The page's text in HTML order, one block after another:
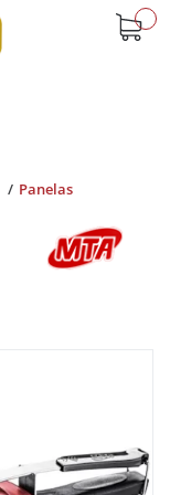
Panelas